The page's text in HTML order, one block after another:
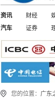
资讯 财经
汽车
证券
您的位置： 广东